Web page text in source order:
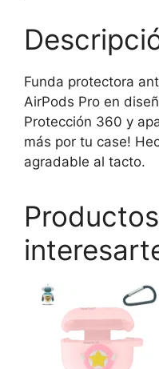
Funda protectora
AirPods Pro en
Protección 360 y
más por tu case!
agradable al tacto.